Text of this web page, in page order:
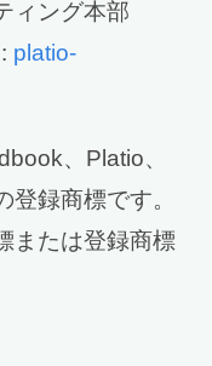
ィング本部
platio-
、Platio、
録商標です。
または登録商標